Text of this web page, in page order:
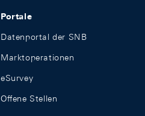
Portale
Datenportal der SNB
Marktoperationen
eSurvey
Offene Stellen